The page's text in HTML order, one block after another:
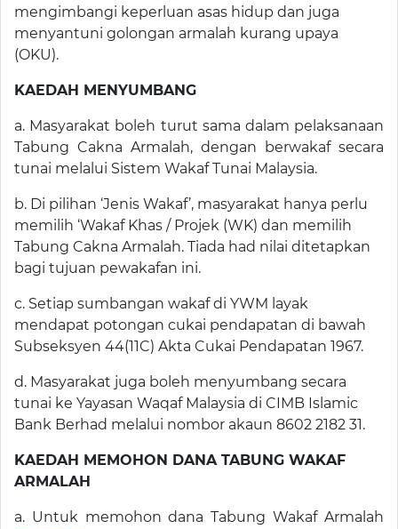
mengimbangi keperluan asas hidup dan juga
menyantuni golongan armalah kurang upaya
(OKU).
KAEDAH MENYUMBANG
a. Masyarakat boleh turut sama dalam pelaksanaan
Tabung Cakna Armalah, dengan berwakaf secara
tunai melalui Sistem Wakaf Tunai Malaysia.
b. Di pilihan ‘Jenis Wakaf’, masyarakat hanya perlu
memilih ‘Wakaf Khas / Projek (WK) dan memilih
Tabung Cakna Armalah. Tiada had nilai ditetapkan
bagi tujuan pewakafan ini.
c. Setiap sumbangan wakaf di YWM layak
mendapat potongan cukai pendapatan di bawah
Subseksyen 44(11C) Akta Cukai Pendapatan 1967.
d. Masyarakat juga boleh menyumbang secara
tunai ke Yayasan Waqaf Malaysia di CIMB Islamic
Bank Berhad melalui nombor akaun 8602 2182 31.
KAEDAH MEMOHON DANA TABUNG WAKAF
ARMALAH
a. Untuk memohon dana Tabung Wakaf Armalah